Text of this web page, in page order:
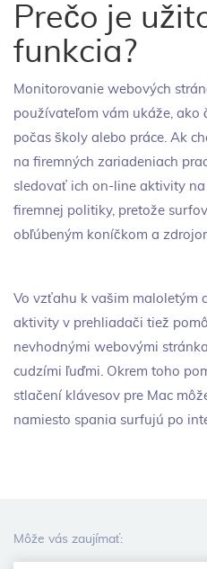
Prečo je
funkcia?
Monitorovanie webových
používateľom vám ukáže,
počas školy alebo práce. Ak
na firemných zariadeniach
sledovať ich on-line aktivity
firemnej politiky, pretože
obľúbeným koníčkom a
Vo vzťahu k vašim maloletým
aktivity v prehliadači tiež
nevhodnými webovými
cudzími ľuďmi. Okrem toho
stlačení klávesov pre Mac
namiesto spania surfujú po
Môže vás zaujímať: